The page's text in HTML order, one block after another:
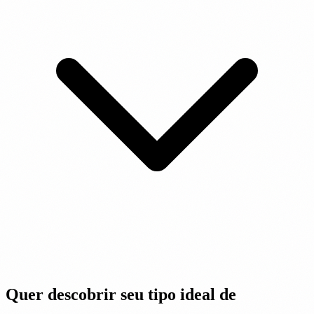
Quer descobrir seu tipo ideal de